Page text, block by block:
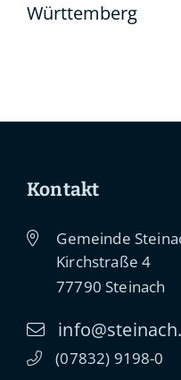
Württemberg
Kontakt
Gemeinde
Kirchstraße 4
77790 Steinach
(07832) 91 98-0